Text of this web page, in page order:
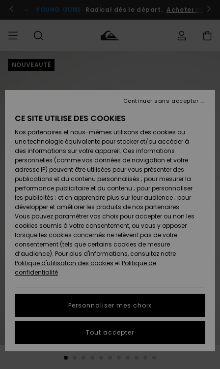
l'information
le
Se connecter / s'inscrire
YOUNG GUNS Radical dès le départ. Acheter
HOMME
Chaussures
& Tongs
Surf
Snow
Nouveautés
A
Découvrir
Chaussures
& Tongs
Surf
Snow
Nouveautés
A
Découvrir
FEMME
A
Découvrir
Snow
SURF
Surf
Shop
Enfant
Highlights
Communauté
SNOW
Snow
Shop
Enfant
Snow
Shop
Femme
A
Découvrir
Communauté
OUTLET
Enfant
Outlet
Femme
AIDE &
CONTACT
Retours
Paiement
Carte
Cadeau
Quiksilver
Freedom
Protection
des
tailles
MAGASINS
QUIKSILVER
NOUVEAUTÉ
CE SITE UTILISE DES COOKIES
Nos partenaires et nous-mêmes utilisons des cookies ou
une technologie équivalente pour stocker et/ou accéder à
des informations sur votre appareil. Ces informations
personnelles (comme vos données de navigation et votre
adresse IP) peuvent être utilisées pour vous présenter des
publications et du contenu personnalisés ; pour mesurer la
performance publicitaire et du contenu ; pour personnaliser
les publicités ; et en apprendre plus sur leur audience ; pour
développer et améliorer les produits de nos partenaires.
Vous pouvez paramétrer vos choix pour accepter ou non les
cookies soumis à votre consentement, ou vous y opposer
lorsque les cookies concernés ne relèvent pas de votre
consentement (tels que certains cookies de mesure
d’audience). Pour plus d'informations, consultez notre :
Politique d'utilisation des cookies et Politique de
confidentialité
Personnaliser mes choix
Continuer sans accepter
Tout accepter